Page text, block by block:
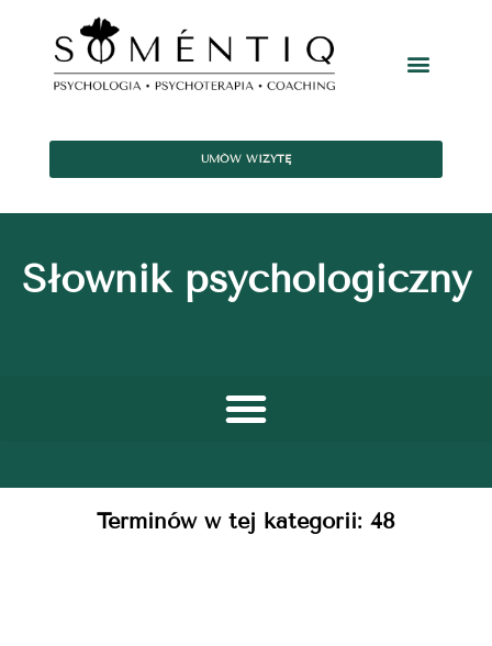
UMÓW WIZYTĘ
Słownik psychologiczny
Terminów w tej kategorii: 48